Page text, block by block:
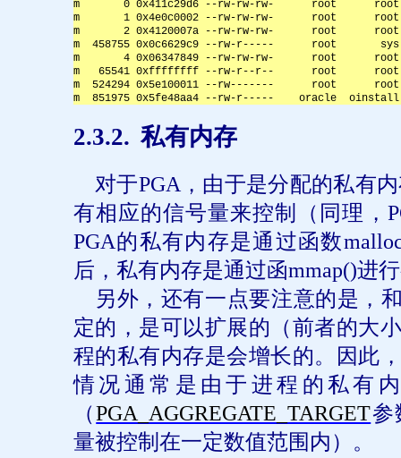
m       0 0x411c29d6 --rw-rw-rw-      root      root
m       1 0x4e0c0002 --rw-rw-rw-      root      root
m       2 0x4120007a --rw-rw-rw-      root      root
m  458755 0x0c6629c9 --rw-r-----      root       sys
m       4 0x06347849 --rw-rw-rw-      root      root
m   65541 0xffffffff --rw-r--r--      root      root
m  524294 0x5e100011 --rw-------      root      root
m  851975 0x5fe48aa4 --rw-r-----    oracle  oinstall
2.3.2. 私有内存
对于PGA ，由于是分配的私有
有相应的信号量来控制（同理，
PGA的私有内存是通过函数
后，私有内存是通过函mmap()进
另外，还有一点要注意的是，
定的，是可以扩展的（前者的大
程的私有内存是会增长的。因此
情况通常是由于进程的私有
（PGA_AGGREGATE_TARGET参
量被控制在一定数值范围内）。